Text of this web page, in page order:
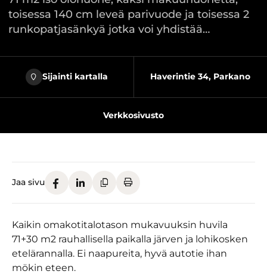
toisessa 140 cm leveä parivuode ja toisessa 2
runkopatjasänkyä jotka voi yhdistää…
Sijainti kartalla Haverintie 34, Parkano
Verkkosivusto
Jaa sivu
Kaikin omakotitalotason mukavuuksin huvila
71+30 m2 rauhallisella paikalla järven ja lohikosken
etelärannalla. Ei naapureita, hyvä autotie ihan
mökin eteen.